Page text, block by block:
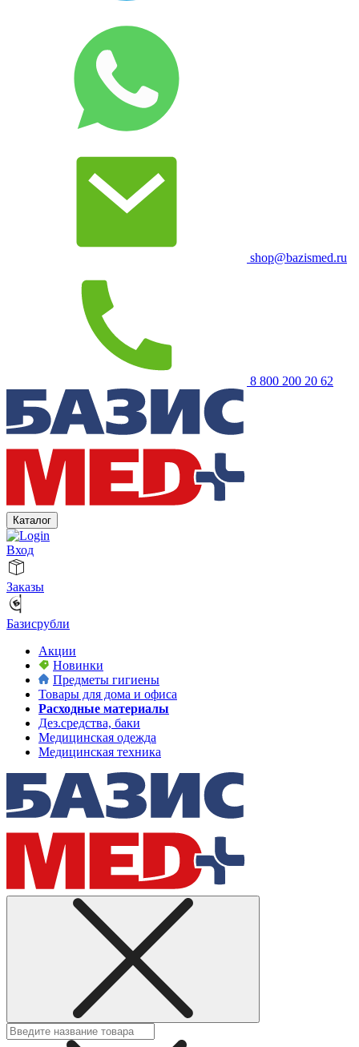
shop@bazismed.ru
8 800 200 20 62
Каталог
Вход
Заказы
Базисрубли
Акции
Новинки
Предметы гигиены
Товары для дома и офиса
Расходные материалы
Дез.средства, баки
Медицинская одежда
Медицинская техника